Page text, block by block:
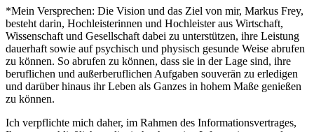
*Mein Versprechen: Die Vision und das Ziel von mir, Markus Frey,
besteht darin, Hochleisterinnen und Hochleister aus Wirtschaft,
Wissenschaft und Gesellschaft dabei zu unterstützen, ihre Leistung
dauerhaft sowie auf psychisch und physisch gesunde Weise abrufen
zu können. So abrufen zu können, dass sie in der Lage sind, ihre
beruflichen und außerberuflichen Aufgaben souverän zu erledigen
und darüber hinaus ihr Leben als Ganzes in hohem Maße genießen
zu können.
Ich verpflichte mich daher, im Rahmen des Informationsvertrages,